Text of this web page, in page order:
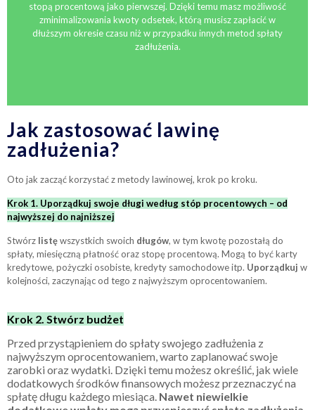
stopą procentową jako pierwszej. Dzięki temu masz możliwość
zminimalizowania kwoty odsetek, którą musisz zapłacić w
dłuższym okresie czasu niż w przypadku innych metod spłaty
zadłużenia.
Jak zastosować lawinę
zadłużenia?
Oto jak zacząć korzystać z metody lawinowej, krok po kroku.
Krok 1. Uporządkuj swoje długi według stóp procentowych – od
najwyższej do najniższej
Stwórz listęwszystkich swoich długów, w tym kwotę pozostałą do
spłaty, miesięczną płatność oraz stopę procentową. Mogą to być karty
kredytowe, pożyczki osobiste, kredyty samochodowe itp. Uporządkuj w
kolejności, zaczynając od tego z najwyższym oprocentowaniem.
Krok 2. Stwórz budżet
Przed przystąpieniem do spłaty swojego zadłużenia z
najwyższym oprocentowaniem, warto zaplanować swoje
zarobki oraz wydatki. Dzięki temu możesz określić, jak wiele
dodatkowych środków finansowych możesz przeznaczyć na
spłatę długu każdego miesiąca. Nawet niewielkie